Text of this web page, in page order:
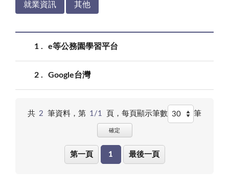
就業資訊 其他
1 e等公務園學習平台
2 Google台灣
共 2 筆資料，第 1/1 頁， 每頁顯示筆數 筆
確定
第一頁 1 最後一頁